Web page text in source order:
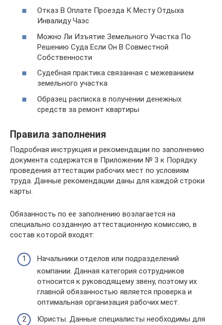
Отказ В Оплате Проезда К Месту Отдыха
Инвалиду Чаэс
Можно Ли Изъятие Земельного Участка По
Решению Суда Если Он В Совместной
Собственности
Судебная практика связанная с межеванием
земельного участка
Образец расписка в получении денежных
средств за ремонт квартиры
Правила заполнения
Подробная инструкция и рекомендации по заполнению
документа содержатся в Приложении № 3 к Порядку
проведения аттестации рабочих мест по условиям
труда. Данные рекомендации даны для каждой строки
карты.
Обязанность по ее заполнению возлагается на
специально созданную аттестационную комиссию, в
состав которой входят:
Начальники отделов или подразделений
компании. Данная категория сотрудников
относится к руководящему звену, поэтому их
главной обязанностью является проверка и
оптимальная организация рабочих мест.
Юристы. Данные специалисты необходимы для